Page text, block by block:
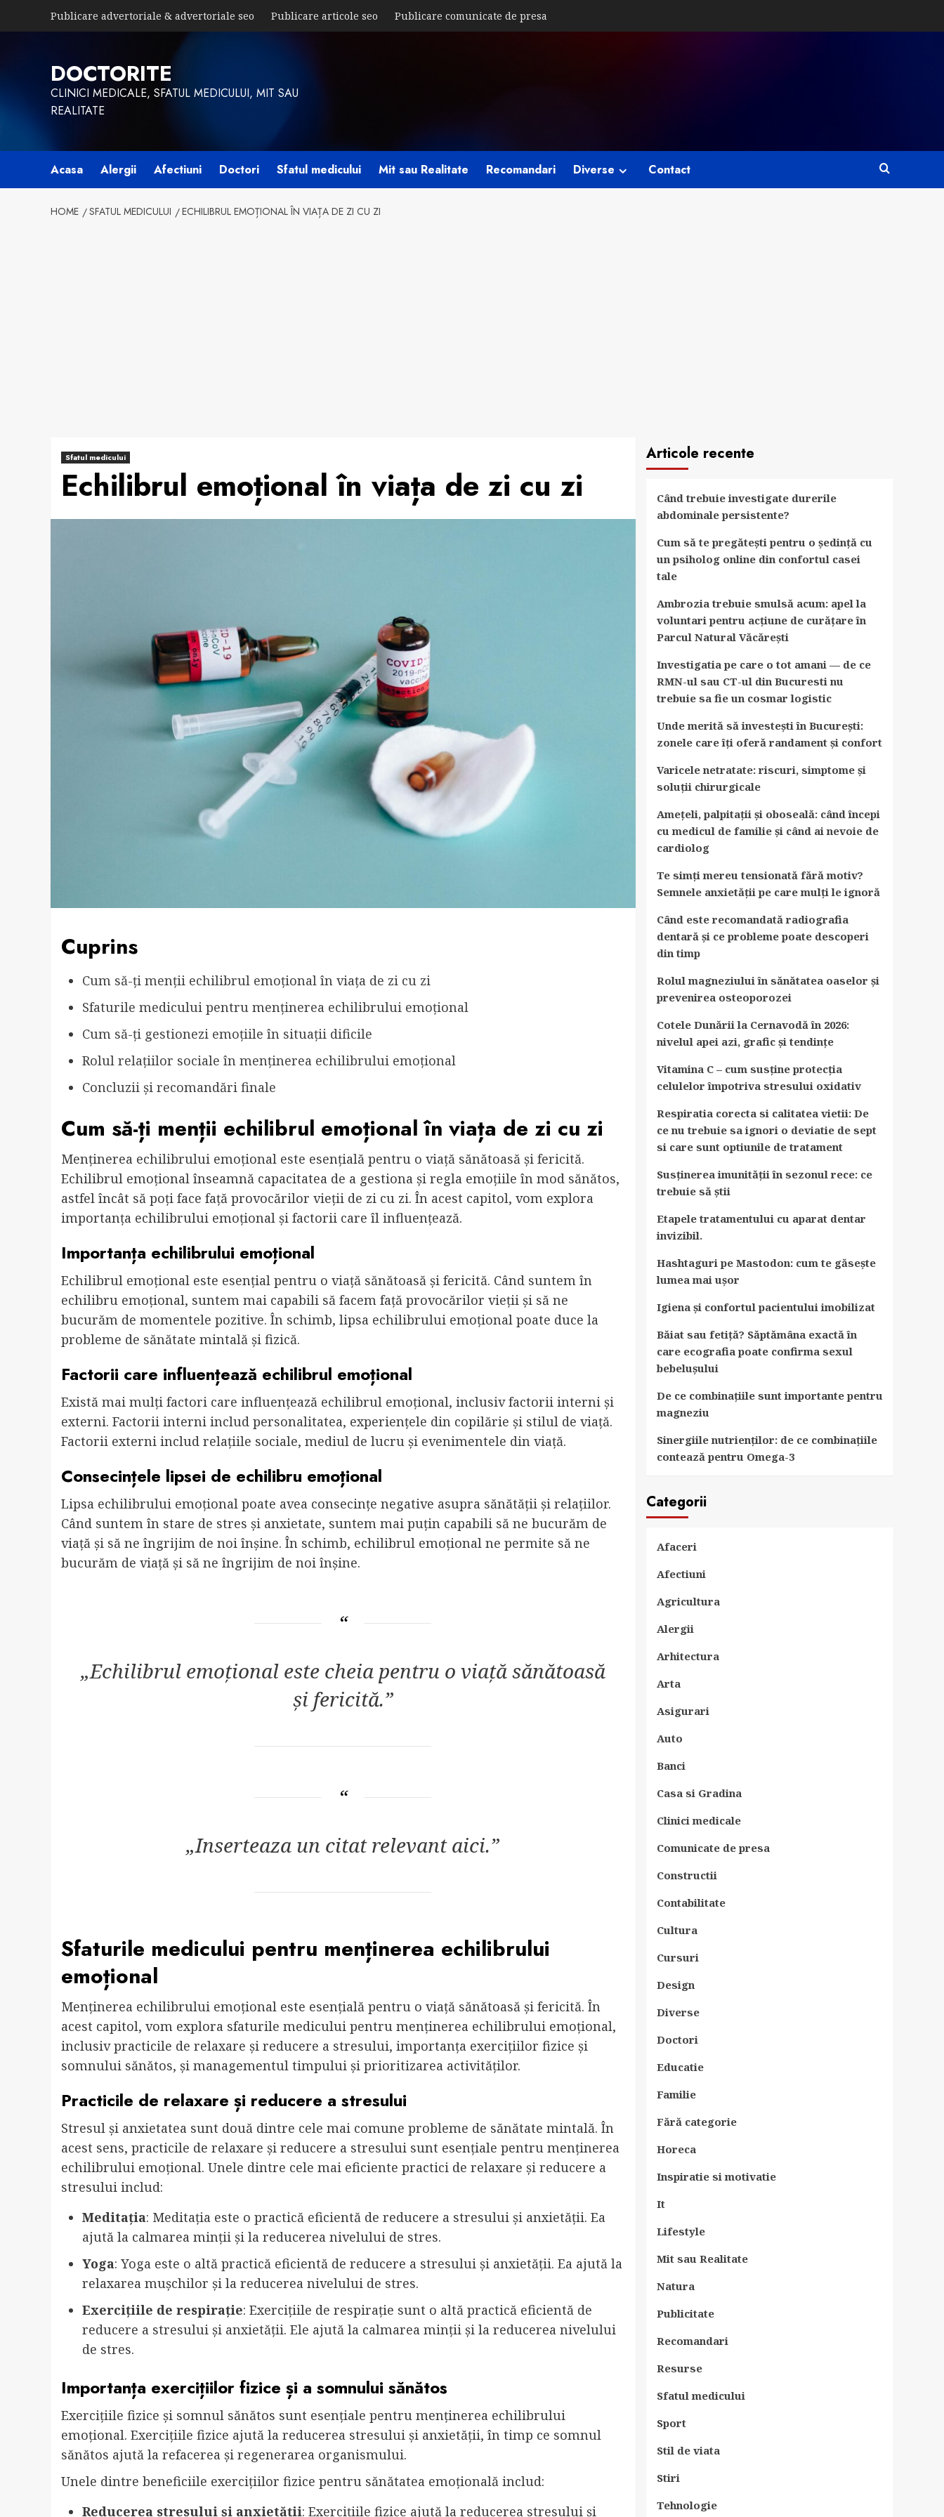
Publicare advertoriale & advertoriale seo Publicare articole seo Publicare comunicate de presa
DOCTORITE
CLINICI MEDICALE, SFATUL MEDICULUI, MIT SAU
REALITATE
Acasa Alergii Afectiuni Doctori Sfatul medicului Mit sau Realitate Recomandari Diverse Contact
HOME SFATUL MEDICULUI ECHILIBRUL EMOȚIONAL ÎN VIAȚA DE ZI CU ZI
Sfatul medicului
Echilibrul emoțional în viața de zi cu zi
Cuprins
Cum să-ți menții echilibrul emoțional în viața de zi cu zi
Sfaturile medicului pentru menținerea echilibrului emoțional
Cum să-ți gestionezi emoțiile în situații dificile
Rolul relațiilor sociale în menținerea echilibrului emoțional
Concluzii și recomandări finale
Cum să-ți menții echilibrul emoțional în viața de zi cu zi
Menținerea echilibrului emoțional este esențială pentru o viață sănătoasă și fericită.
Echilibrul emoțional înseamnă capacitatea de a gestiona și regla emoțiile în mod sănătos,
astfel încât să poți face față provocărilor vieții de zi cu zi. În acest capitol, vom explora
importanța echilibrului emoțional și factorii care îl influențează.
Importanța echilibrului emoțional
Echilibrul emoțional este esențial pentru o viață sănătoasă și fericită. Când suntem în
echilibru emoțional, suntem mai capabili să facem față provocărilor vieții și să ne
bucurăm de momentele pozitive. În schimb, lipsa echilibrului emoțional poate duce la
probleme de sănătate mintală și fizică.
Factorii care influențează echilibrul emoțional
Există mai mulți factori care influențează echilibrul emoțional, inclusiv factorii interni și
externi. Factorii interni includ personalitatea, experiențele din copilărie și stilul de viață.
Factorii externi includ relațiile sociale, mediul de lucru și evenimentele din viață.
Consecințele lipsei de echilibru emoțional
Lipsa echilibrului emoțional poate avea consecințe negative asupra sănătății și relațiilor.
Când suntem în stare de stres și anxietate, suntem mai puțin capabili să ne bucurăm de
viață și să ne îngrijim de noi înșine. În schimb, echilibrul emoțional ne permite să ne
bucurăm de viață și să ne îngrijim de noi înșine.
„Echilibrul emoțional este cheia pentru o viață sănătoasă
și fericită.”
„Inserteaza un citat relevant aici.”
Sfaturile medicului pentru menținerea echilibrului
emoțional
Menținerea echilibrului emoțional este esențială pentru o viață sănătoasă și fericită. În
acest capitol, vom explora sfaturile medicului pentru menținerea echilibrului emoțional,
inclusiv practicile de relaxare și reducere a stresului, importanța exercițiilor fizice și
somnului sănătos, și managementul timpului și prioritizarea activităților.
Practicile de relaxare și reducere a stresului
Stresul și anxietatea sunt două dintre cele mai comune probleme de sănătate mintală. În
acest sens, practicile de relaxare și reducere a stresului sunt esențiale pentru menținerea
echilibrului emoțional. Unele dintre cele mai eficiente practici de relaxare și reducere a
stresului includ:
Meditația: Meditația este o practică eficientă de reducere a stresului și anxietății. Ea
ajută la calmarea minții și la reducerea nivelului de stres.
Yoga: Yoga este o altă practică eficientă de reducere a stresului și anxietății. Ea ajută la
relaxarea mușchilor și la reducerea nivelului de stres.
Exercițiile de respirație: Exercițiile de respirație sunt o altă practică eficientă de
reducere a stresului și anxietății. Ele ajută la calmarea minții și la reducerea nivelului
de stres.
Importanța exercițiilor fizice și a somnului sănătos
Exercițiile fizice și somnul sănătos sunt esențiale pentru menținerea echilibrului
emoțional. Exercițiile fizice ajută la reducerea stresului și anxietății, în timp ce somnul
sănătos ajută la refacerea și regenerarea organismului.
Unele dintre beneficiile exercițiilor fizice pentru sănătatea emoțională includ:
Reducerea stresului și anxietății: Exercițiile fizice ajută la reducerea stresului și
Articole recente
Când trebuie investigate durerile
abdominale persistente?
Cum să te pregătești pentru o ședință cu
un psiholog online din confortul casei
tale
Ambrozia trebuie smulsă acum: apel la
voluntari pentru acțiune de curățare în
Parcul Natural Văcărești
Investigatia pe care o tot amani — de ce
RMN-ul sau CT-ul din Bucuresti nu
trebuie sa fie un cosmar logistic
Unde merită să investești în București:
zonele care îți oferă randament și confort
Varicele netratate: riscuri, simptome și
soluții chirurgicale
Amețeli, palpitații și oboseală: când începi
cu medicul de familie și când ai nevoie de
cardiolog
Te simți mereu tensionată fără motiv?
Semnele anxietății pe care mulți le ignoră
Când este recomandată radiografia
dentară și ce probleme poate descoperi
din timp
Rolul magneziului în sănătatea oaselor și
prevenirea osteoporozei
Cotele Dunării la Cernavodă în 2026:
nivelul apei azi, grafic și tendințe
Vitamina C – cum susține protecția
celulelor împotriva stresului oxidativ
Respiratia corecta si calitatea vietii: De
ce nu trebuie sa ignori o deviatie de sept
si care sunt optiunile de tratament
Susținerea imunității în sezonul rece: ce
trebuie să știi
Etapele tratamentului cu aparat dentar
invizibil.
Hashtaguri pe Mastodon: cum te găsește
lumea mai ușor
Igiena și confortul pacientului imobilizat
Băiat sau fetiță? Săptămâna exactă în
care ecografia poate confirma sexul
bebelușului
De ce combinațiile sunt importante pentru
magneziu
Sinergiile nutrienților: de ce combinațiile
contează pentru Omega-3
Categorii
Afaceri
Afectiuni
Agricultura
Alergii
Arhitectura
Arta
Asigurari
Auto
Banci
Casa si Gradina
Clinici medicale
Comunicate de presa
Constructii
Contabilitate
Cultura
Cursuri
Design
Diverse
Doctori
Educatie
Familie
Fără categorie
Horeca
Inspiratie si motivatie
It
Lifestyle
Mit sau Realitate
Natura
Publicitate
Recomandari
Resurse
Sfatul medicului
Sport
Stil de viata
Stiri
Tehnologie